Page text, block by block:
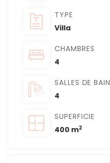
TYPE
Villa
CHAMBRES
4
SALLES DE BAIN
4
SUPERFICIE
400 m2